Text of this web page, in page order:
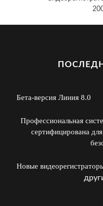
Бета-версия Линия 8.0
Профессиональная
сертифицирована
Новые